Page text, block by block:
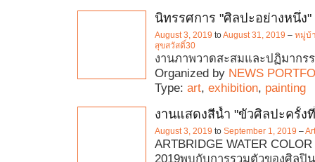
นิทรรศการ "ศิลปะอย่างหนึ่ง"
August 3, 2019 toAugust 31, 2019 – หมู่บ้
สุขสวัสดิ์30
งานภาพวาดสะสมและปฏิมากร
Organized by NEWS
Type: art, exhibition, painting
งานแสดงสีน้ำ "ขัวศิลปะครั้ง
August 3, 2019 to September 1, 2019 –
ARTBRIDGE WATER
2019พบกับการรวมตัวของศิลปิ